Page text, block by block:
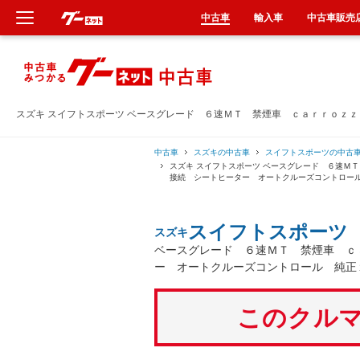
スズキ スイフトスポーツ ベースグレード ６速ＭＴ 禁煙車 ｃａｒｒｏｚｚ
中古車 スズキの中古車
スイフトスポーツの中古
スズキ スイフトスポーツ ベースグレード ６速
接続 シートヒーター オートクルーズコントロー
スズキスイフトスポーツ
ベースグレード ６速ＭＴ 禁煙車 ｃ
ー オートクルーズコントロール 純正
このクル
中古車 輸入車 中古車販売
新車
中古車